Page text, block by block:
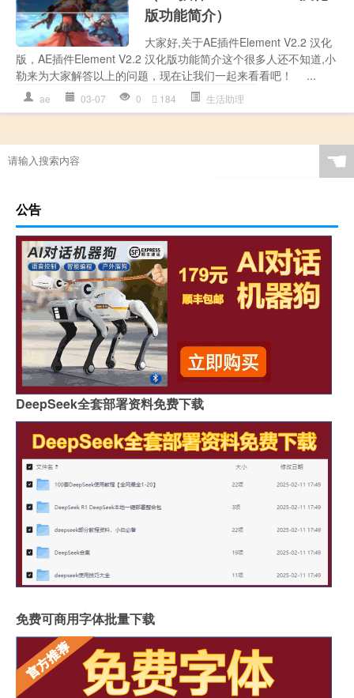
版功能简介）
大家好,关于AE插件Element V2.2 汉化
版，AE插件Element V2.2 汉化版功能简介这个很多人还不知道,小
勒来为大家解答以上的问题，现在让我们一起来看看吧！ ...
ae 03-07 0 184 生活助理
☚
公告
DeepSeek全套部署资料免费下载
免费可商用字体批量下载